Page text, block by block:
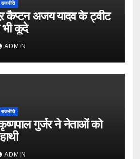
राजनीति
कैप्टन अजय यादव के ट्वीट
भी कूदे
ADMIN
राजनीति
गुर्जर ने नेताओं को
ADMIN